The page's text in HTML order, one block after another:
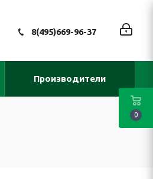
8(495)669-96-37
Производители
0